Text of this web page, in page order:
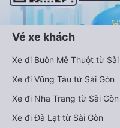
Vé xe khách
Xe đi Buôn Mê Thuột từ Sài
Xe đi Vũng Tàu từ Sài Gòn
Xe đi Nha Trang từ Sài Gòn
Xe đi Đà Lạt từ Sài Gòn